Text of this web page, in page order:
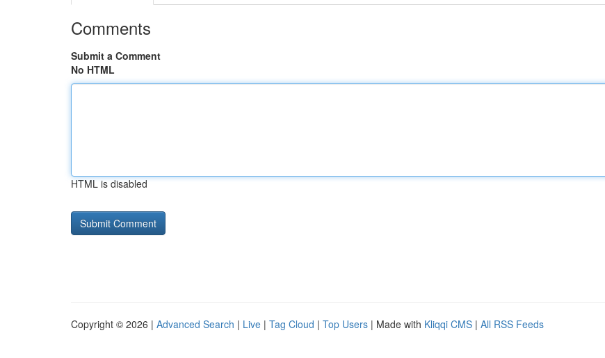
Comments
Submit a Comment
No HTML
HTML is disabled
Copyright © 2026 | Advanced Search | Live | Tag Cloud | Top Users | Made with Kliqqi CMS | All RSS Feeds